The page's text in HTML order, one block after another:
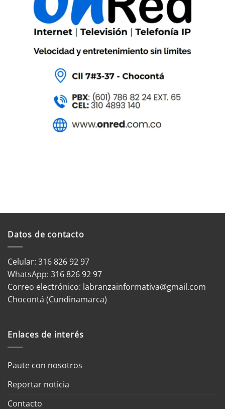
Datos de contacto
Celular: 316 826 92 97
WhatsApp: 316 826 92 97
Correo electrónico: labranzainformativa@gmail.com
Chocontá (Cundinamarca)
Enlaces de interés
Paute con nosotros
Reportar noticia
Contacto